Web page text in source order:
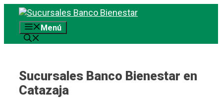
Saltar
contenidoMenú
Sucursales Banco Bienestar en
Catazaja